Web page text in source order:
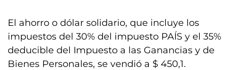
El ahorro o dólar solidario, que incluye los
impuestos del 30% del impuesto PAÍS y el 35%
deducible del Impuesto a las Ganancias y de
Bienes Personales, se vendió a $ 450,1.